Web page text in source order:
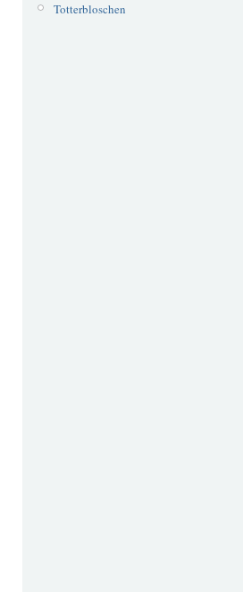
Totterbloschen